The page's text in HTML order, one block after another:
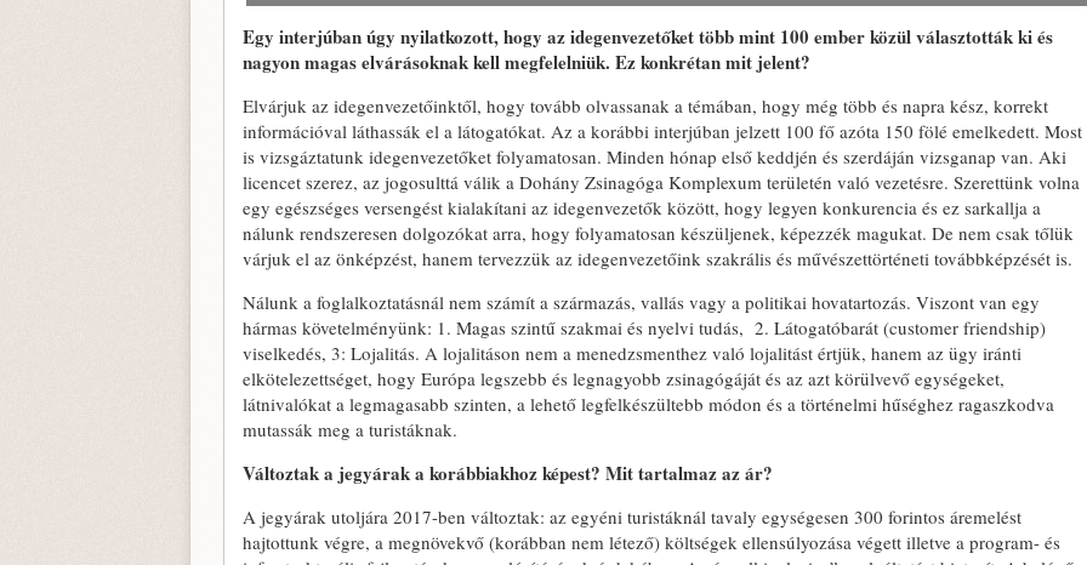
Egy interjúban úgy nyilatkozott, hogy az idegenvezetőket több mint 100 ember közül választották ki és
nagyon magas elvárásoknak kell megfelelniük. Ez konkrétan mit jelent?
Elvárjuk az idegenvezetőinktől, hogy tovább olvassanak a témában, hogy még több és napra kész, korrekt
információval láthassák el a látogatókat. Az a korábbi interjúban jelzett 100 fő azóta 150 fölé emelkedett. Most
is vizsgáztatunk idegenvezetőket folyamatosan. Minden hónap első keddjén és szerdáján vizsganap van. Aki
licencet szerez, az jogosulttá válik a Dohány Zsinagóga Komplexum területén való vezetésre. Szerettünk volna
egy egészséges versengést kialakítani az idegenvezetők között, hogy legyen konkurencia és ez sarkallja a
nálunk rendszeresen dolgozókat arra, hogy folyamatosan készüljenek, képezzék magukat. De nem csak tőlük
várjuk el az önképzést, hanem tervezzük az idegenvezetőink szakrális és művészettörténeti továbbképzését is.
Nálunk a foglalkoztatásnál nem számít a származás, vallás vagy a politikai hovatartozás. Viszont van egy
hármas követelményünk: 1. Magas szintű szakmai és nyelvi tudás, 2. Látogatóbarát (customer friendship)
viselkedés, 3: Lojalitás. A lojalitáson nem a menedzsmenthez való lojalitást értjük, hanem az ügy iránti
elkötelezettséget, hogy Európa legszebb és legnagyobb zsinagógáját és az azt körülvevő egységeket,
látnivalókat a legmagasabb szinten, a lehető legfelkészültebb módon és a történelmi hűséghez ragaszkodva
mutassák meg a turistáknak.
Változtak a jegyárak a korábbiakhoz képest? Mit tartalmaz az ár?
A jegyárak utoljára 2017-ben változtak: az egyéni turistáknál tavaly egységesen 300 forintos áremelést
hajtottunk végre, a megnövekvő (korábban nem létező) költségek ellensúlyozása végett illetve a program- és